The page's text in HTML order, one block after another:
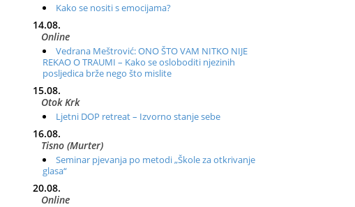
Kako se nositi s emocijama?
14.08.
Online
Vedrana Meštrović: ONO ŠTO VAM NITKO NIJE
REKAO O TRAUMI – Kako se osloboditi njezinih
posljedica brže nego što mislite
15.08.
Otok Krk
Ljetni DOP retreat – Izvorno stanje sebe
16.08.
Tisno (Murter)
Seminar pjevanja po metodi „Škole za otkrivanje
glasa“
20.08.
Online